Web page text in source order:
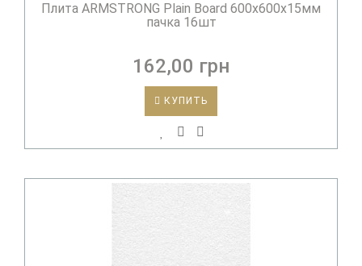
Плита ARMSTRONG Plain Board 600х600х15мм
пачка 16шт
162,00 грн
КУПИТЬ